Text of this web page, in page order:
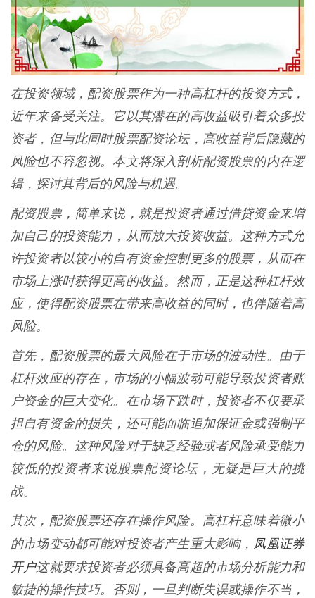
在投资领域，配资股票作为一种高杠杆的投资方式，
近年来备受关注。它以其潜在的高收益吸引着众多投
资者，但与此同时股票配资论坛，高收益背后隐藏的
风险也不容忽视。本文将深入剖析配资股票的内在逻
辑，探讨其背后的风险与机遇。
配资股票，简单来说，就是投资者通过借贷资金来增
加自己的投资能力，从而放大投资收益。这种方式允
许投资者以较小的自有资金控制更多的股票，从而在
市场上涨时获得更高的收益。然而，正是这种杠杆效
应，使得配资股票在带来高收益的同时，也伴随着高
风险。
首先，配资股票的最大风险在于市场的波动性。由于
杠杆效应的存在，市场的小幅波动可能导致投资者账
户资金的巨大变化。在市场下跌时，投资者不仅要承
担自有资金的损失，还可能面临追加保证金或强制平
仓的风险。这种风险对于缺乏经验或者风险承受能力
较低的投资者来说股票配资论坛，无疑是巨大的挑
战。
其次，配资股票还存在操作风险。高杠杆意味着微小
的市场变动都可能对投资者产生重大影响， 凤凰证券
开户这就要求投资者必须具备高超的市场分析能力和
敏捷的操作技巧。否则，一旦判断失误或操作不当，